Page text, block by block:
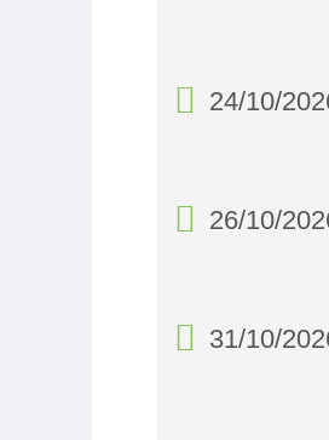
24/10/
26/10/
31/10/